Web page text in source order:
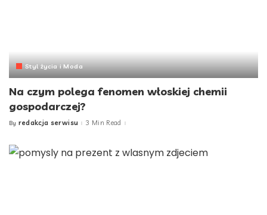
Styl życia i Moda
Na czym polega fenomen włoskiej chemii
gospodarczej?
Posted
By redakcja serwisu 3 Min Read